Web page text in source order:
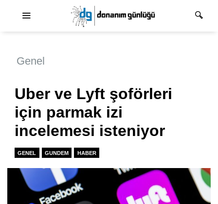
Genel
Uber ve Lyft şoförleri
için parmak izi
incelemesi isteniyor
GENEL GUNDEM HABER